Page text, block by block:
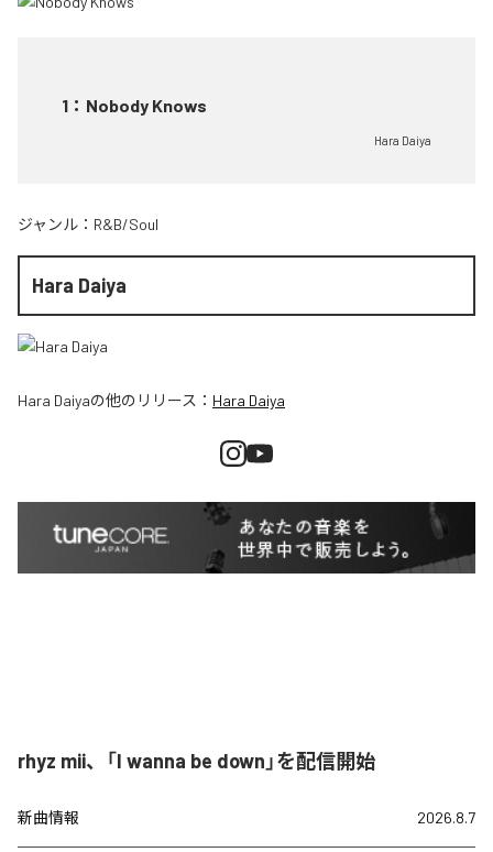
1 ： Nobody Knows
Hara Daiya
ジャンル： R&B/Soul
Hara Daiya
Hara Daiyaの他のリリース： Hara Daiya
rhyz mii、「I wanna be down」を配信開始
新曲情報 2026.8.7